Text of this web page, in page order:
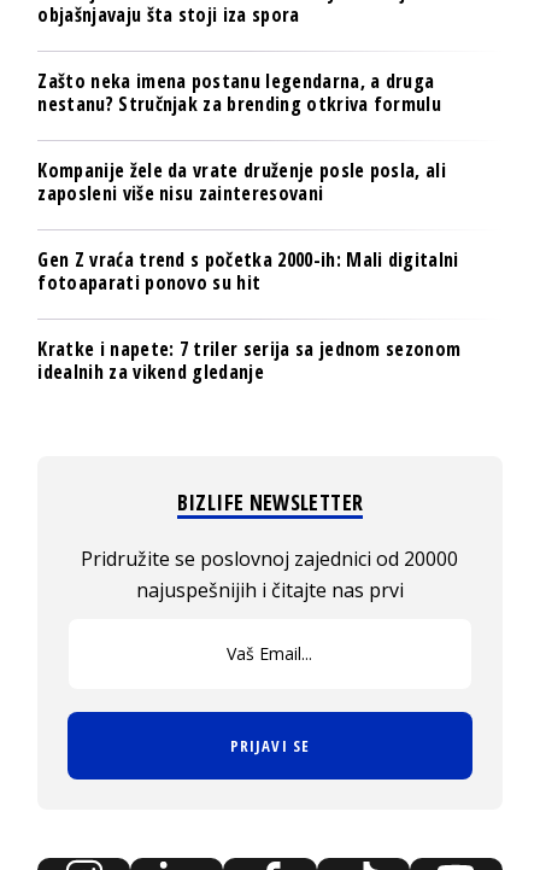
objašnjavaju šta stoji iza spora
Zašto neka imena postanu legendarna, a druga
nestanu? Stručnjak za brending otkriva formulu
Kompanije žele da vrate druženje posle posla, ali
zaposleni više nisu zainteresovani
Gen Z vraća trend s početka 2000-ih: Mali digitalni
fotoaparati ponovo su hit
Kratke i napete: 7 triler serija sa jednom sezonom
idealnih za vikend gledanje
BIZLIFE NEWSLETTER
Pridružite se poslovnoj zajednici od 20000
najuspešnijih i čitajte nas prvi
PRIJAVI SE